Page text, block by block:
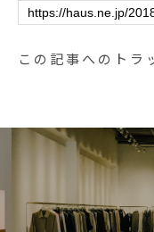
この記事へのトラ